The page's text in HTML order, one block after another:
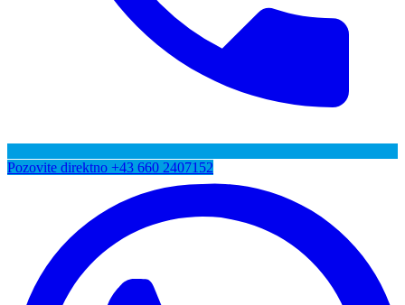
Pozovite direktno +43 660 2407152